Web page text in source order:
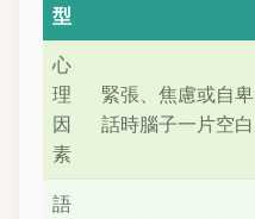
型
心
理
因
素
緊張、焦慮或自
話時腦子一片空白
語